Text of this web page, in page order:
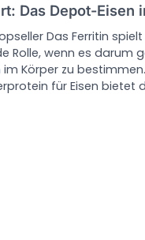
Das Depot-Eisen
Das Ferritin spielt
Rolle, wenn es darum
im Körper zu
für Eisen bietet